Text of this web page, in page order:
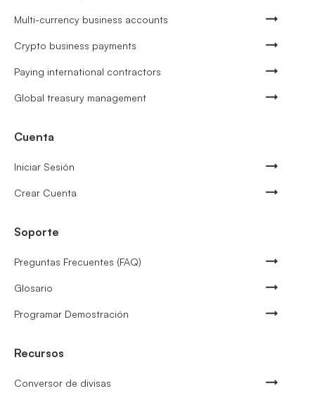
Multi-currency business accounts
Crypto business payments
Paying international contractors
Global treasury management
Cuenta
Iniciar Sesión
Crear Cuenta
Soporte
Preguntas Frecuentes (FAQ)
Glosario
Programar Demostración
Recursos
Conversor de divisas